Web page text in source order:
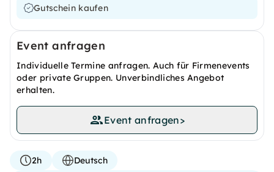
Gutschein kaufen
Event anfragen
Individuelle Termine anfragen. Auch für Firmenevents
oder private Gruppen. Unverbindliches Angebot
erhalten.
Event anfragen>
2h
Deutsch